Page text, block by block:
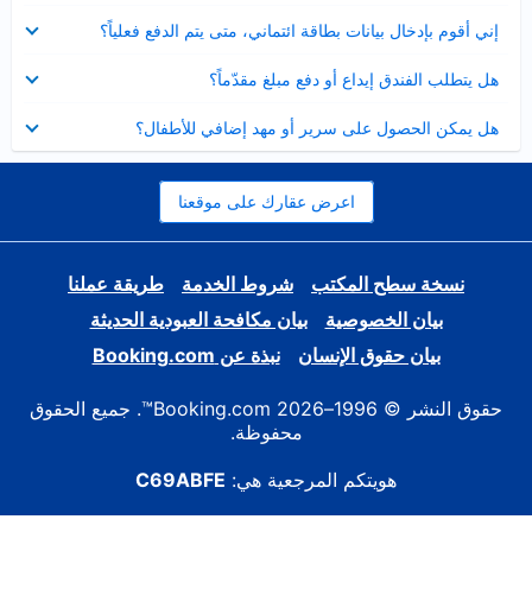
إني أقوم بإدخال بيانات بطاقة ائتماني، متى يتم الدفع فعلياً؟
مصغر
هل يتطلب الفندق إيداع أو دفع مبلغ مقدّماً؟
مصغر
هل يمكن الحصول على سرير أو مهد إضافي للأطفال؟
مصغر
اعرض عقارك على موقعنا
نسخة سطح المكتب شروط الخدمة
طريقة عملنا
بيان الخصوصية
بيان مكافحة العبودية الحديثة
بيان حقوق الإنسان
نبذة عن Booking.com
حقوق النشر © 1996–2026 Booking.com™. جميع الحقوق
محفوظة.
هويتكم المرجعية هي: C69ABFE